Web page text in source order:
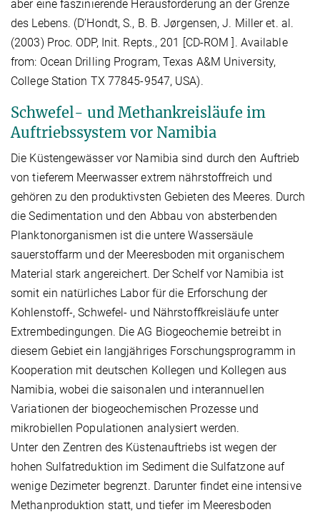
aber eine faszinierende Herausforderung an der Grenze
des Lebens. (D’Hondt, S., B. B. Jørgensen, J. Miller et. al.
(2003) Proc. ODP, Init. Repts., 201 [CD-ROM ]. Available
from: Ocean Drilling Program, Texas A&M University,
College Station TX 77845-9547, USA).
Schwefel- und Methankreisläufe im
Auftriebssystem vor Namibia
Die Küstengewässer vor Namibia sind durch den Auftrieb
von tieferem Meerwasser extrem nährstoffreich und
gehören zu den produktivsten Gebieten des Meeres. Durch
die Sedimentation und den Abbau von absterbenden
Planktonorganismen ist die untere Wassersäule
sauerstoffarm und der Meeresboden mit organischem
Material stark angereichert. Der Schelf vor Namibia ist
somit ein natürliches Labor für die Erforschung der
Kohlenstoff-, Schwefel- und Nährstoffkreisläufe unter
Extrembedingungen. Die AG Biogeochemie betreibt in
diesem Gebiet ein langjähriges Forschungsprogramm in
Kooperation mit deutschen Kollegen und Kollegen aus
Namibia, wobei die saisonalen und interannuellen
Variationen der biogeochemischen Prozesse und
mikrobiellen Populationen analysiert werden.
Unter den Zentren des Küstenauftriebs ist wegen der
hohen Sulfatreduktion im Sediment die Sulfatzone auf
wenige Dezimeter begrenzt. Darunter findet eine intensive
Methanproduktion statt, und tiefer im Meeresboden